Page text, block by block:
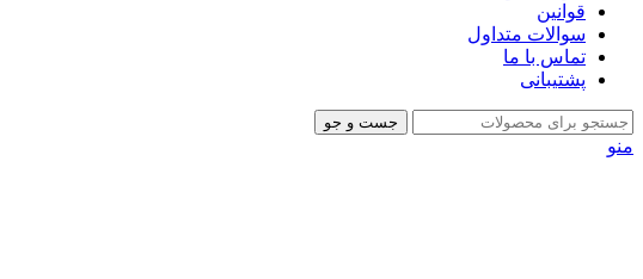
قوانین
سوالات متداول
تماس با ما
پشتیبانی
جست و جو
منو